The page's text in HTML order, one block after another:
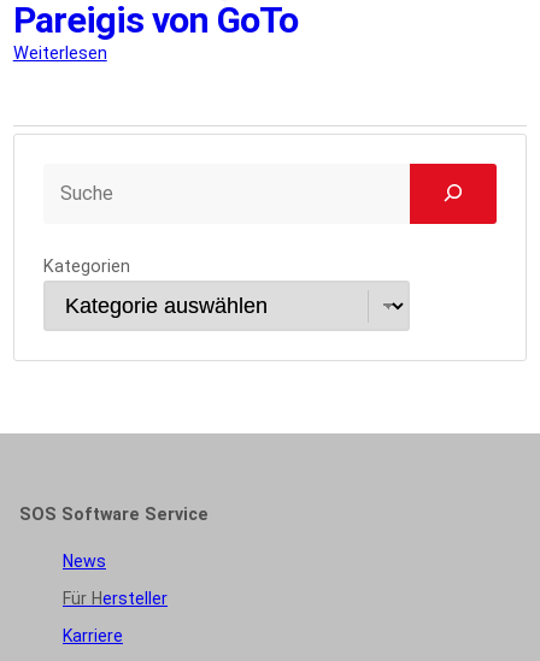
Pareigis von GoTo
Weiterlesen
Kategorien
SOS Software Service
News
Für Hersteller
Karriere